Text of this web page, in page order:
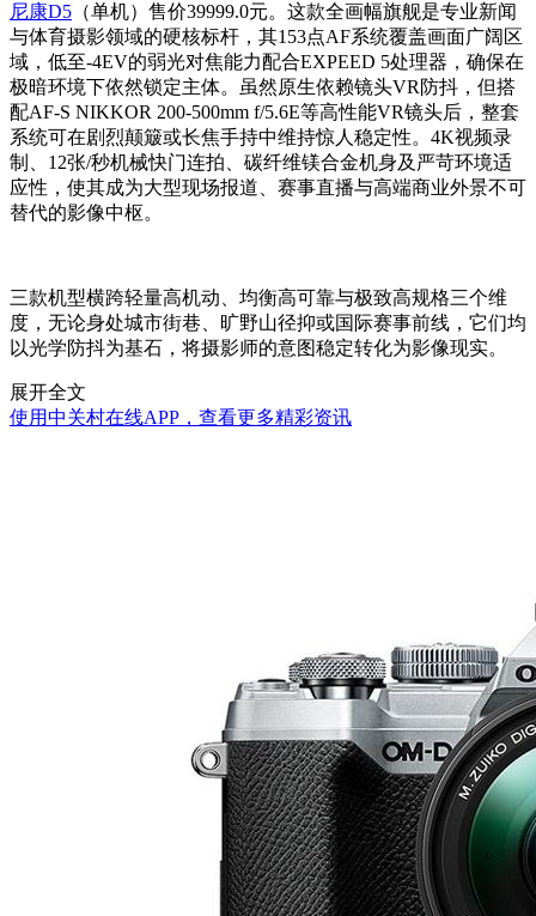
尼康D5 （单机）售价39999.0元。这款全画幅旗舰是专业新闻
与体育摄影领域的硬核标杆，其153点AF系统覆盖画面广阔区
域，低至-4EV的弱光对焦能力配合EXPEED 5处理器，确保在
极暗环境下依然锁定主体。虽然原生依赖镜头VR防抖，但搭
配AF-S NIKKOR 200-500mm f/5.6E等高性能VR镜头后，整套
系统可在剧烈颠簸或长焦手持中维持惊人稳定性。4K视频录
制、12张/秒机械快门连拍、碳纤维镁合金机身及严苛环境适
应性，使其成为大型现场报道、赛事直播与高端商业外景不可
替代的影像中枢。
三款机型横跨轻量高机动、均衡高可靠与极致高规格三个维
度，无论身处城市街巷、旷野山径抑或国际赛事前线，它们均
以光学防抖为基石，将摄影师的意图稳定转化为影像现实。
展开全文
使用中关村在线APP，查看更多精彩资讯